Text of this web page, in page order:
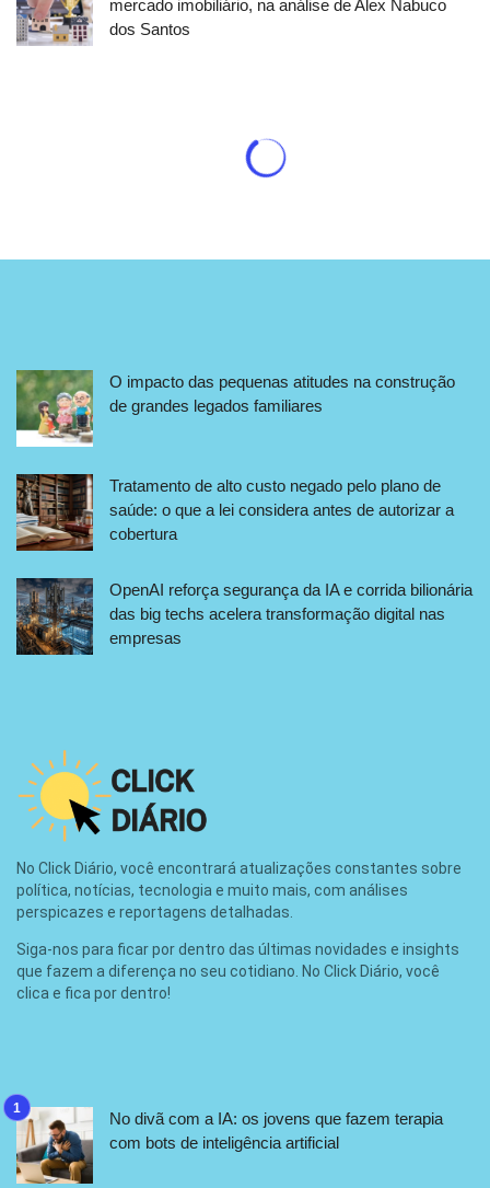
mercado imobiliário, na análise de Alex Nabuco
dos Santos
O impacto das pequenas atitudes na construção
de grandes legados familiares
Tratamento de alto custo negado pelo plano de
saúde: o que a lei considera antes de autorizar a
cobertura
OpenAI reforça segurança da IA e corrida bilionária
das big techs acelera transformação digital nas
empresas
No Click Diário, você encontrará atualizações constantes sobre
política, notícias, tecnologia e muito mais, com análises
perspicazes e reportagens detalhadas.
Siga-nos para ficar por dentro das últimas novidades e insights
que fazem a diferença no seu cotidiano. No Click Diário, você
clica e fica por dentro!
No divã com a IA: os jovens que fazem terapia
com bots de inteligência artificial